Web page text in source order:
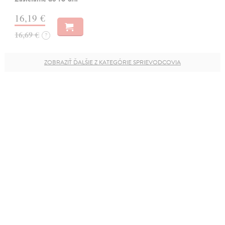
16,19 €
16,69 € ?
ZOBRAZIŤ ĎALŠIE Z KATEGÓRIE SPRIEVODCOVIA